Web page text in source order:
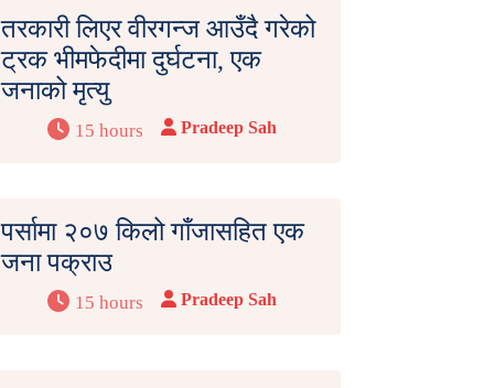
तरकारी लिएर वीरगन्ज आउँदै गरेको
ट्रक भीमफेदीमा दुर्घटना, एक
जनाको मृत्यु
15 hours Pradeep Sah
पर्सामा २०७ किलो गाँजासहित एक
जना पक्राउ
15 hours Pradeep Sah